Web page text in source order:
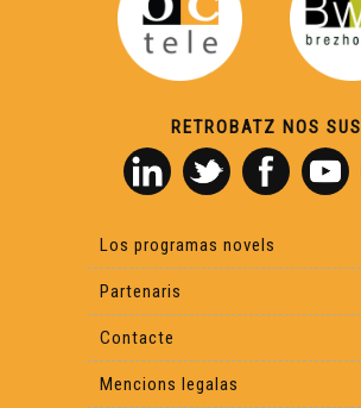
RETROBATZ NOS SUS
Los programas novels
Partenaris
Contacte
Mencions legalas